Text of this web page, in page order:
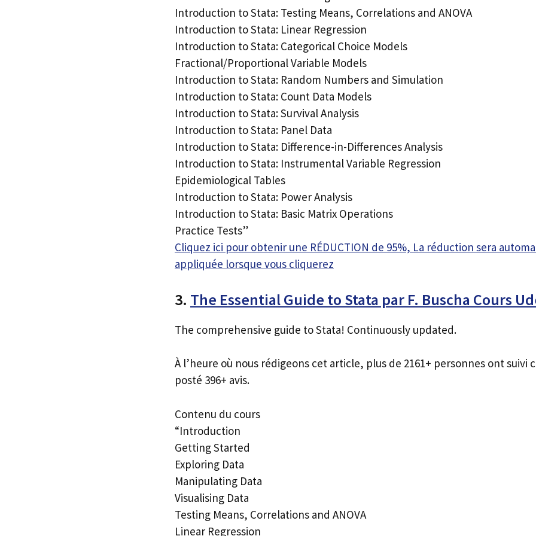
Introduction to Stata: Testing Means, Correlations and ANOVA
Introduction to Stata: Linear Regression
Introduction to Stata: Categorical Choice Models
Fractional/Proportional Variable Models
Introduction to Stata: Random Numbers and Simulation
Introduction to Stata: Count Data Models
Introduction to Stata: Survival Analysis
Introduction to Stata: Panel Data
Introduction to Stata: Difference-in-Differences Analysis
Introduction to Stata: Instrumental Variable Regression
Epidemiological Tables
Introduction to Stata: Power Analysis
Introduction to Stata: Basic Matrix Operations
Practice Tests”
Cliquez ici pour obtenir une RÉDUCTION de 95%, La réduction sera
appliquée lorsque vous cliquerez
3. The Essential Guide to Stata par F. Buscha Cours
The comprehensive guide to Stata! Continuously updated.
À l’heure où nous rédigeons cet article, plus de 2161+ personnes ont suivi
posté 396+ avis.
Contenu du cours
“Introduction
Getting Started
Exploring Data
Manipulating Data
Visualising Data
Testing Means, Correlations and ANOVA
Linear Regression